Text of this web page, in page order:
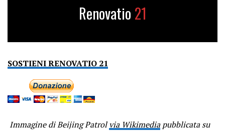
Renovatio 21
SOSTIENI RENOVATIO 21
Immagine di Beijing Patrolvia Wikimediapubblicata su